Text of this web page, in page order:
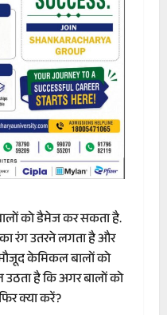
को डैमेज कर सकता है.
रंग उतरने लगता है और
केमिकल बालों को
है कि अगर बालों को
क्या करें?